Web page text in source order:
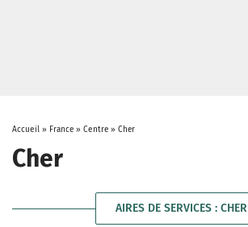
Accueil» France »Centre» Cher
Cher
AIRES DE SERVICES : CHER